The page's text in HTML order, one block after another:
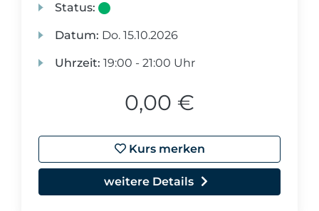
Status:
Datum: Do. 15.10.2026
Uhrzeit: 19:00 - 21:00 Uhr
0,00 €
Kurs merken
weitere Details